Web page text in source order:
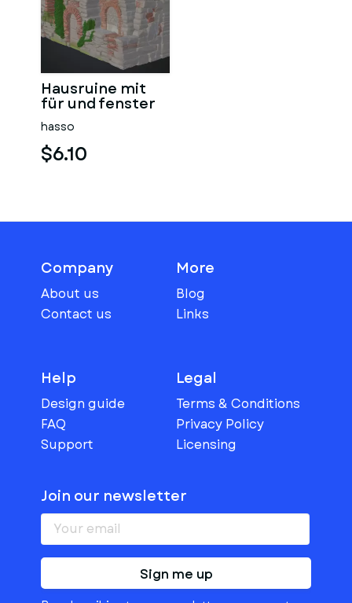
Hausruine mit
für und fenster
hasso
$6.10
Company
About us
Contact us
More
Blog
Links
Help
Design guide
FAQ
Support
Legal
Terms & Conditions
Privacy Policy
Licensing
Join our newsletter
Sign me up